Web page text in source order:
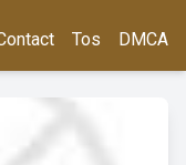
Tos DMCA